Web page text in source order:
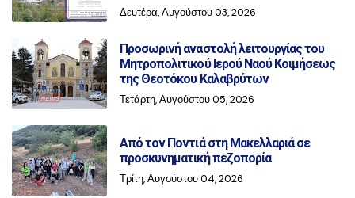
Δευτέρα, Αυγούστου 03, 2026
Προσωρινή αναστολή λειτουργίας του
Μητροπολιτικού Ιερού Ναού Κοιμήσεως
της Θεοτόκου Καλαβρύτων
Τετάρτη, Αυγούστου 05, 2026
Από τον Ποντιά στη Μακελλαριά σε
προσκυνηματική πεζοπορία
Τρίτη, Αυγούστου 04, 2026